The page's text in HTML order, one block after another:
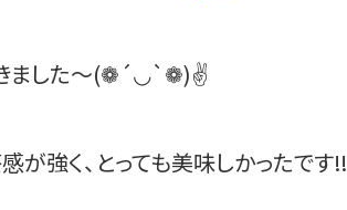
きました～(❁´◡`❁)✌
が強く、とっても美味しかったです‼